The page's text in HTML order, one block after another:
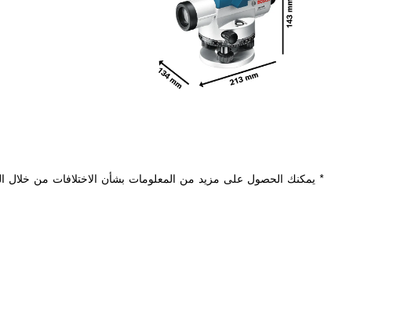
* يمكنك الحصول على مزيد من المعلومات بشأن الاختلافات من خلال